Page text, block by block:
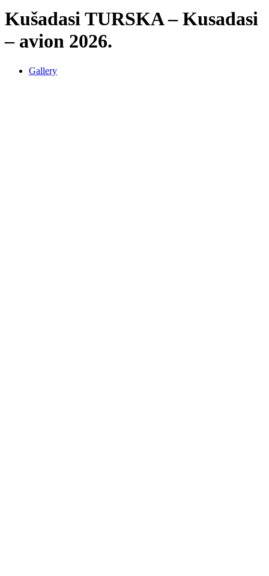
Kušadasi TURSKA – Kusadasi
– avion 2026.
Gallery